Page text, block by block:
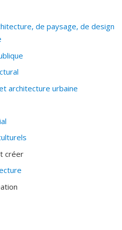
de l'architecture.
construction des
cognitives du projet
situation professionnelle ou en
dans les disciplines du
de la conception et du "design
le rapport au corps en
de paysage, de design
architecture urbaine
créer